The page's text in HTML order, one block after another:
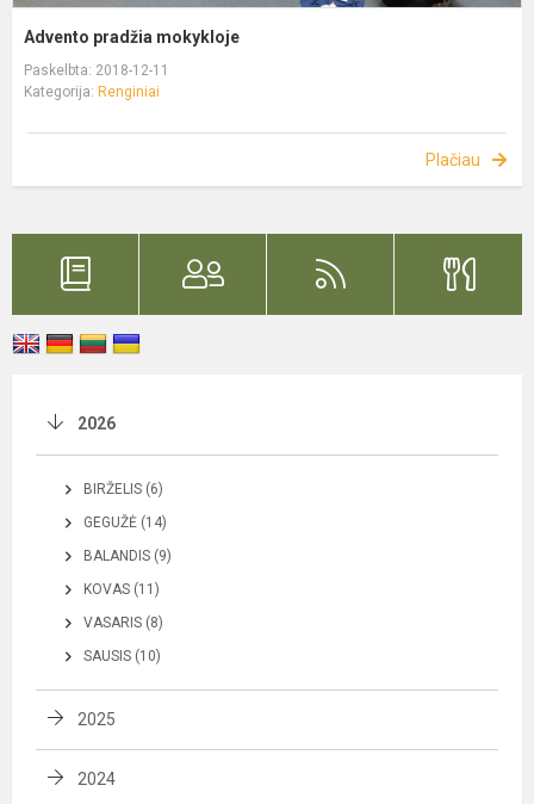
Advento pradžia mokykloje
Paskelbta: 2018-12-11
Kategorija: Renginiai
Plačiau
2026
BIRŽELIS (6)
GEGUŽĖ (14)
BALANDIS (9)
KOVAS (11)
VASARIS (8)
SAUSIS (10)
2025
2024